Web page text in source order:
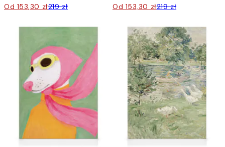
Od 153,30 zł219 zł Od 153,30 zł219 zł